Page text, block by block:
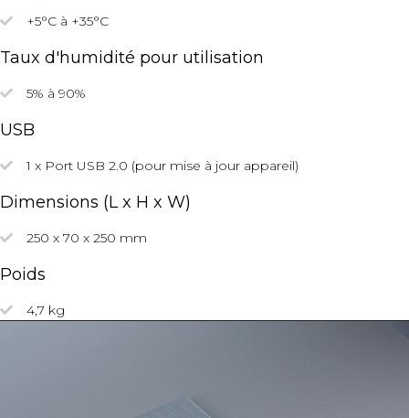
+5°C à +35°C
Taux d'humidité pour utilisation
5% à 90%
USB
1 x Port USB 2.0 (pour mise à jour appareil)
Dimensions (L x H x W)
250 x 70 x 250 mm
Poids
4,7 kg